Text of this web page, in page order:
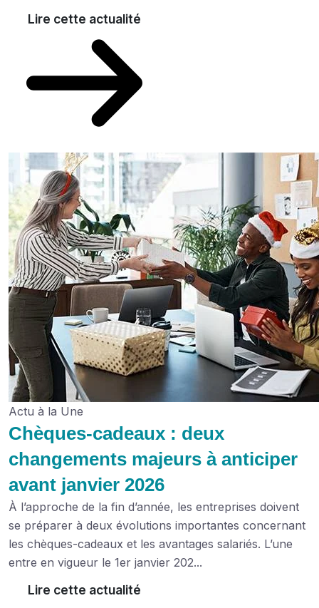
Lire cette actualité
Actu à la Une
Chèques-cadeaux : deux
changements majeurs à anticiper
avant janvier 2026
À l’approche de la fin d’année, les entreprises doivent
se préparer à deux évolutions importantes concernant
les chèques-cadeaux et les avantages salariés. L’une
entre en vigueur le 1er janvier 202...
Lire cette actualité